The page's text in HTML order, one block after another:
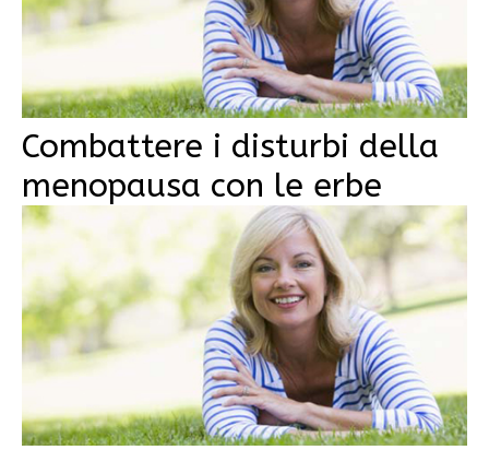
Combattere i disturbi della
menopausa con le erbe